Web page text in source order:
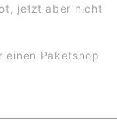
jetzt aber nicht
einen Paketshop